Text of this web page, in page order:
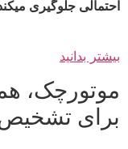
احتمالی جلوگیری
بیشتر بدانید
موتورچک،
برای